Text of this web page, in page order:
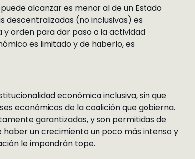
alcanzar es menor al de un Estado
descentralizadas (no inclusivas) es
y orden para dar paso a la actividad
es limitado y de haberlo, es
económica inclusiva, sin que
económicos de la coalición que gobierna.
garantizadas, y son permitidas de
haber un crecimiento un poco más intenso y
le impondrán tope.